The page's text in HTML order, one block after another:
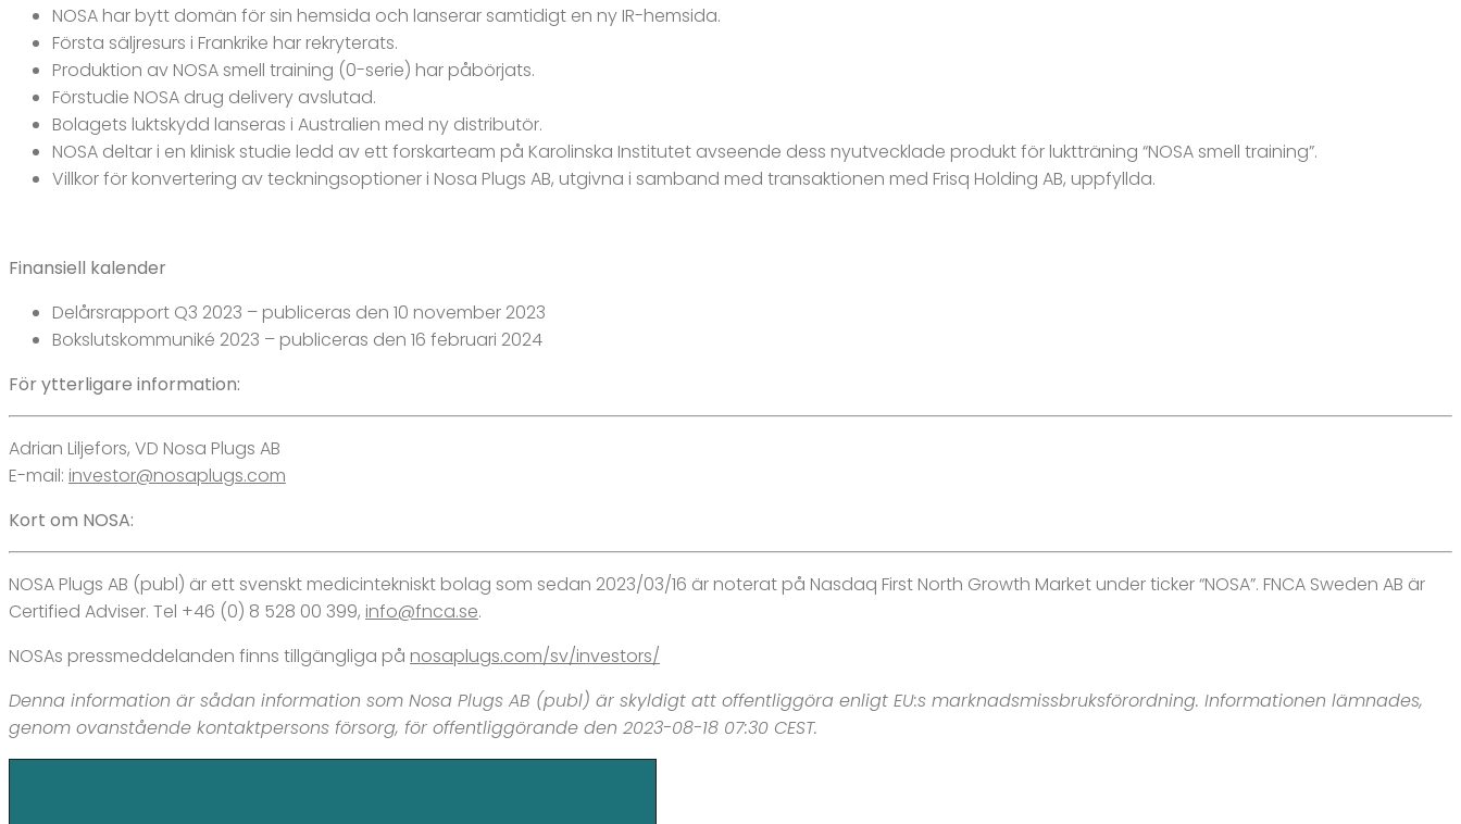
NOSA har bytt domän för sin hemsida och lanserar samtidigt en ny IR-hemsida.
Första säljresurs i Frankrike har rekryterats.
Produktion av NOSA smell training (0-serie) har påbörjats.
Förstudie NOSA drug delivery avslutad.
Bolagets luktskydd lanseras i Australien med ny distributör.
NOSA deltar i en klinisk studie ledd av ett forskarteam på Karolinska Institutet avseende dess nyutvecklade produkt för luktträning “NOSA smell training”.
Villkor för konvertering av teckningsoptioner i Nosa Plugs AB, utgivna i samband med transaktionen med Frisq Holding AB, uppfyllda.
Finansiell kalender
Delårsrapport Q3 2023 – publiceras den 10 november 2023
Bokslutskommuniké 2023 – publiceras den 16 februari 2024
För ytterligare information:
Adrian Liljefors, VD Nosa Plugs AB
E-mail: investor@nosaplugs.com
Kort om NOSA:
NOSA Plugs AB (publ) är ett svenskt medicintekniskt bolag som sedan 2023/03/16 är noterat på Nasdaq First North Growth Market under ticker “NOSA”. FNCA Sweden AB är
Certified Adviser. Tel +46 (0) 8 528 00 399, info@fnca.se.
NOSAs pressmeddelanden finns tillgängliga på nosaplugs.com/sv/investors/
Denna information är sådan information som Nosa Plugs AB (publ) är skyldigt att offentliggöra enligt EU:s marknadsmissbruksförordning. Informationen lämnades,
genom ovanstående kontaktpersons försorg, för offentliggörande den 2023-08-18 07:30 CEST.